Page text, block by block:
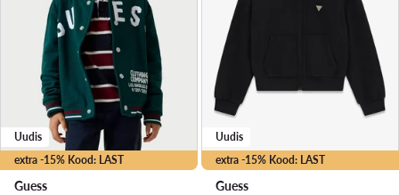
extra -15% Kood: LAST
Uudis
Guess
extra -15% Kood: LAST
Uudis
Guess